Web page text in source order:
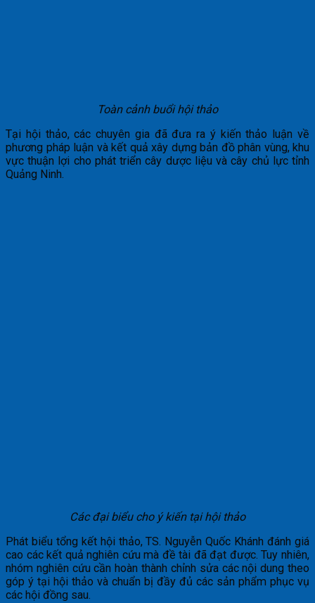
Toàn cảnh buổi hội thảo
Tại hội thảo, các chuyên gia đã đưa ra ý kiến thảo luận về
phương pháp luận và kết quả xây dựng bản đồ phân vùng, khu
vực thuận lợi cho phát triển cây dược liệu và cây chủ lực tỉnh
Quảng Ninh.
Các đại biểu cho ý kiến tại hội thảo
Phát biểu tổng kết hội thảo, TS. Nguyễn Quốc Khánh đánh giá
cao các kết quả nghiên cứu mà đề tài đã đạt được. Tuy nhiên,
nhóm nghiên cứu cần hoàn thành chỉnh sửa các nội dung theo
góp ý tại hội thảo và chuẩn bị đầy đủ các sản phẩm phục vụ
các hội đồng sau.